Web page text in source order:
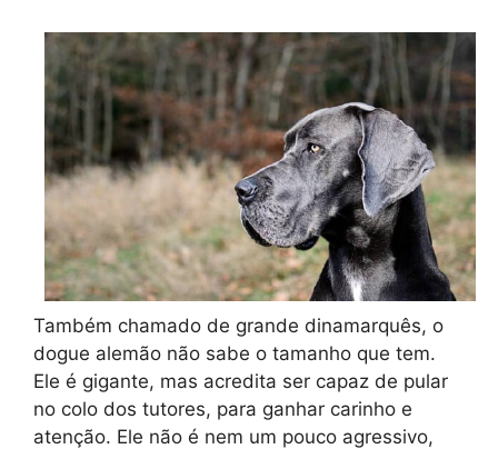
Também chamado de grande dinamarquês, o
dogue alemão não sabe o tamanho que tem.
Ele é gigante, mas acredita ser capaz de pular
no colo dos tutores, para ganhar carinho e
atenção. Ele não é nem um pouco agressivo,